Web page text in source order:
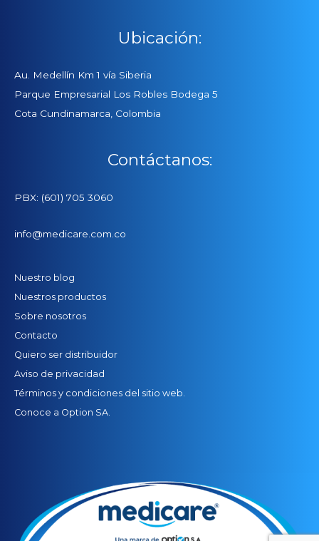
Ubicación:
Au. Medellín Km 1 vía Siberia
Parque Empresarial Los Robles Bodega 5
Cota Cundinamarca, Colombia
Contáctanos:
PBX: (601) 705 3060
info@medicare.com.co
Nuestro blog
Nuestros productos
Sobre nosotros
Contacto
Quiero ser distribuidor
Aviso de privacidad
Términos y condiciones del sitio web.
Conoce a Option SA.